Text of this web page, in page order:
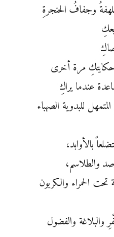
وجفافُ الحنجرةِ
مرة أخرى
عندما يراكِ
للبدوية الصهباء
بالأوابد،
والطلاسم،
تحت الحمراء والكربون
والفضول